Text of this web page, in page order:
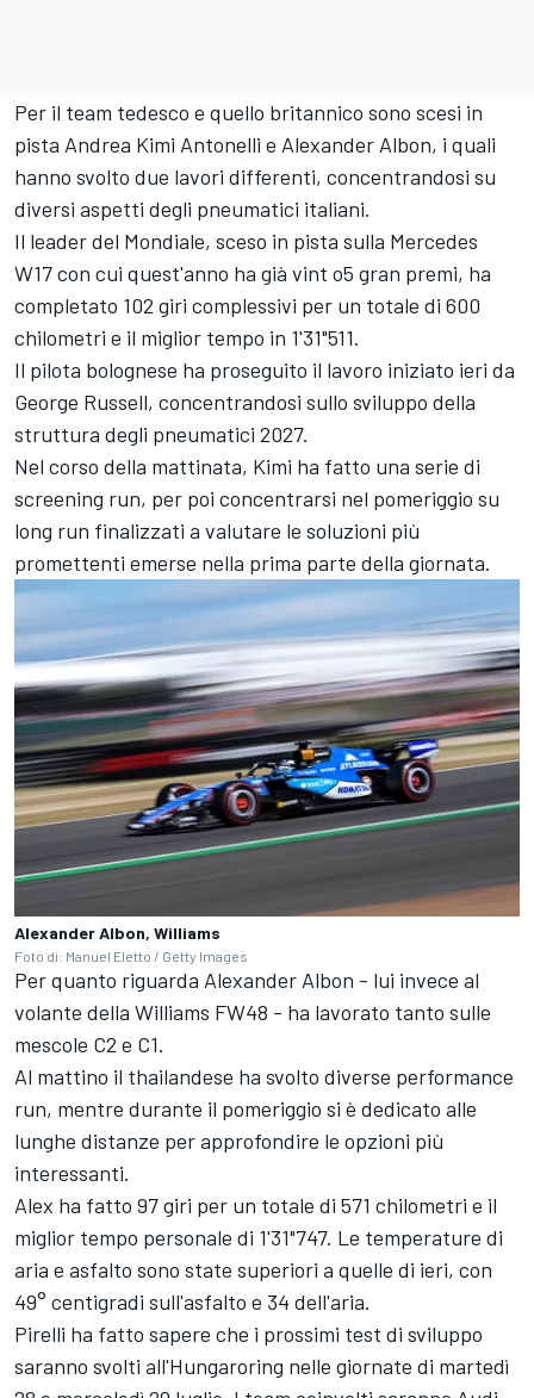
Per il team tedesco e quello britannico sono scesi in
pista Andrea Kimi Antonelli e Alexander Albon, i quali
hanno svolto due lavori differenti, concentrandosi su
diversi aspetti degli pneumatici italiani.
Il leader del Mondiale, sceso in pista sulla Mercedes
W17 con cui quest'anno ha già vint o5 gran premi, ha
completato 102 giri complessivi per un totale di 600
chilometri e il miglior tempo in 1'31"511.
Il pilota bolognese ha proseguito il lavoro iniziato ieri da
George Russell, concentrandosi sullo sviluppo della
struttura degli pneumatici 2027.
Nel corso della mattinata, Kimi ha fatto una serie di
screening run, per poi concentrarsi nel pomeriggio su
long run finalizzati a valutare le soluzioni più
promettenti emerse nella prima parte della giornata.
Alexander Albon, Williams
Foto di: Manuel Eletto / Getty Images
Per quanto riguarda Alexander Albon - lui invece al
volante della Williams FW48 - ha lavorato tanto sulle
mescole C2 e C1.
Al mattino il thailandese ha svolto diverse performance
run, mentre durante il pomeriggio si è dedicato alle
lunghe distanze per approfondire le opzioni più
interessanti.
Alex ha fatto 97 giri per un totale di 571 chilometri e il
miglior tempo personale di 1'31"747. Le temperature di
aria e asfalto sono state superiori a quelle di ieri, con
49° centigradi sull'asfalto e 34 dell'aria.
Pirelli ha fatto sapere che i prossimi test di sviluppo
saranno svolti all'Hungaroring nelle giornate di martedì